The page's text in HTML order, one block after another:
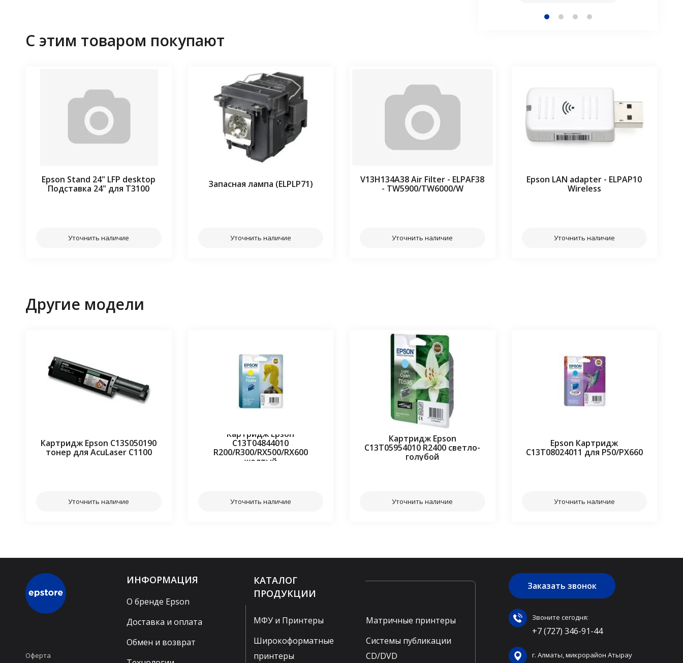
С этим товаром покупают
Epson Stand 24" LFP desktop
Подставка 24" для T3100
Уточнить наличие
Запасная лампа (ELPLP71)
Уточнить наличие
V13H134A38 Air Filter - ELPAF38
- TW5900/TW6000/W
Уточнить наличие
Epson LAN adapter - ELPAP10
Wireless
Уточнить наличие
Другие модели
Картридж Epson C13S050190
тонер для AcuLaser C1100
Уточнить наличие
Картридж Epson
C13T04844010
R200/R300/RX500/RX600
желтый
Уточнить наличие
Картридж Epson
C13T05954010 R2400 светло-
голубой
Уточнить наличие
Epson Картридж
C13T08024011 для P50/PX660
Уточнить наличие
Оферта
ИНФОРМАЦИЯ
О бренде Epson
Доставка и оплата
Обмен и возврат
КАТАЛОГ
ПРОДУКЦИИ
МФУ и Принтеры
Широкоформатные
принтеры
Матричные принтеры
Системы публикации
CD/DVD
Заказать звонок
Звоните сегодня:
+7 (727) 346-91-44
г. Алматы, микрорайон Атырау